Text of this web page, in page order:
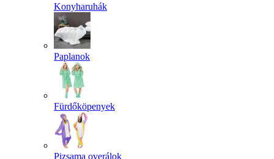
Konyharuhák
Paplanok
Fürdőköpenyek
Pizsama overálok